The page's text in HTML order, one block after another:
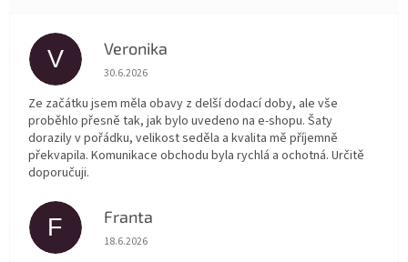
V Veronika
Hodnocení obchodu je 5 z 5 hvězdiček.
30.6.2026
Ze začátku jsem měla obavy z delší dodací doby, ale vše
proběhlo přesně tak, jak bylo uvedeno na e-shopu. Šaty
dorazily v pořádku, velikost seděla a kvalita mě příjemně
překvapila. Komunikace obchodu byla rychlá a ochotná. Určitě
doporučuji.
F Franta
Hodnocení obchodu je 5 z 5 hvězdiček.
18.6.2026